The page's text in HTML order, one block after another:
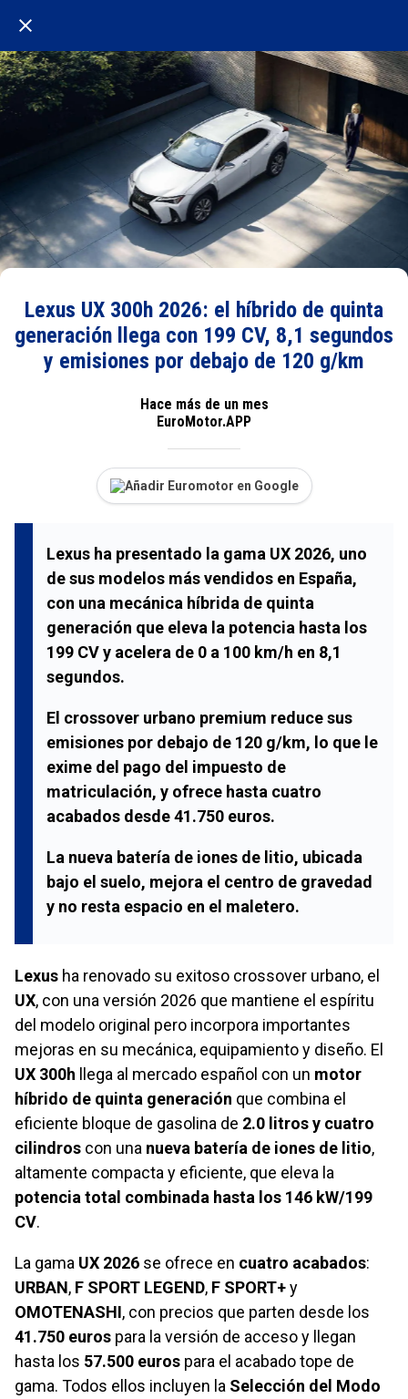
Lexus UX 300h 2026: el híbrido de quinta
generación llega con 199 CV, 8,1 segundos
y emisiones por debajo de 120 g/km
Hace más de un mes
EuroMotor.APP
Añadir Euromotor en Google
Lexus ha presentado la gama UX 2026, uno
de sus modelos más vendidos en España,
con una mecánica híbrida de quinta
generación que eleva la potencia hasta los
199 CV y acelera de 0 a 100 km/h en 8,1
segundos.
El crossover urbano premium reduce sus
emisiones por debajo de 120 g/km, lo que le
exime del pago del impuesto de
matriculación, y ofrece hasta cuatro
acabados desde 41.750 euros.
La nueva batería de iones de litio, ubicada
bajo el suelo, mejora el centro de gravedad
y no resta espacio en el maletero.
Lexus ha renovado su exitoso crossover urbano, el
UX, con una versión 2026 que mantiene el espíritu
del modelo original pero incorpora importantes
mejoras en su mecánica, equipamiento y diseño. El
UX 300h llega al mercado español con un motor
híbrido de quinta generación que combina el
eficiente bloque de gasolina de 2.0 litros y cuatro
cilindros con una nueva batería de iones de litio,
altamente compacta y eficiente, que eleva la
potencia total combinada hasta los 146 kW/199
CV.
La gama UX 2026 se ofrece en cuatro acabados:
URBAN, F SPORT LEGEND, F SPORT+y
OMOTENASHI, con precios que parten desde los
41.750 euros para la versión de acceso y llegan
hasta los 57.500 euros para el acabado tope de
gama. Todos ellos incluyen la Selección del Modo